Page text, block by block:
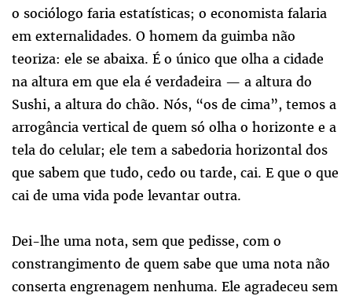
o sociólogo faria estatísticas; o economista falaria
em externalidades. O homem da guimba não
teoriza: ele se abaixa. É o único que olha a cidade
na altura em que ela é verdadeira — a altura do
Sushi, a altura do chão. Nós, “os de cima”, temos a
arrogância vertical de quem só olha o horizonte e a
tela do celular; ele tem a sabedoria horizontal dos
que sabem que tudo, cedo ou tarde, cai. E que o que
cai de uma vida pode levantar outra.
Dei-lhe uma nota, sem que pedisse, com o
constrangimento de quem sabe que uma nota não
conserta engrenagem nenhuma. Ele agradeceu sem